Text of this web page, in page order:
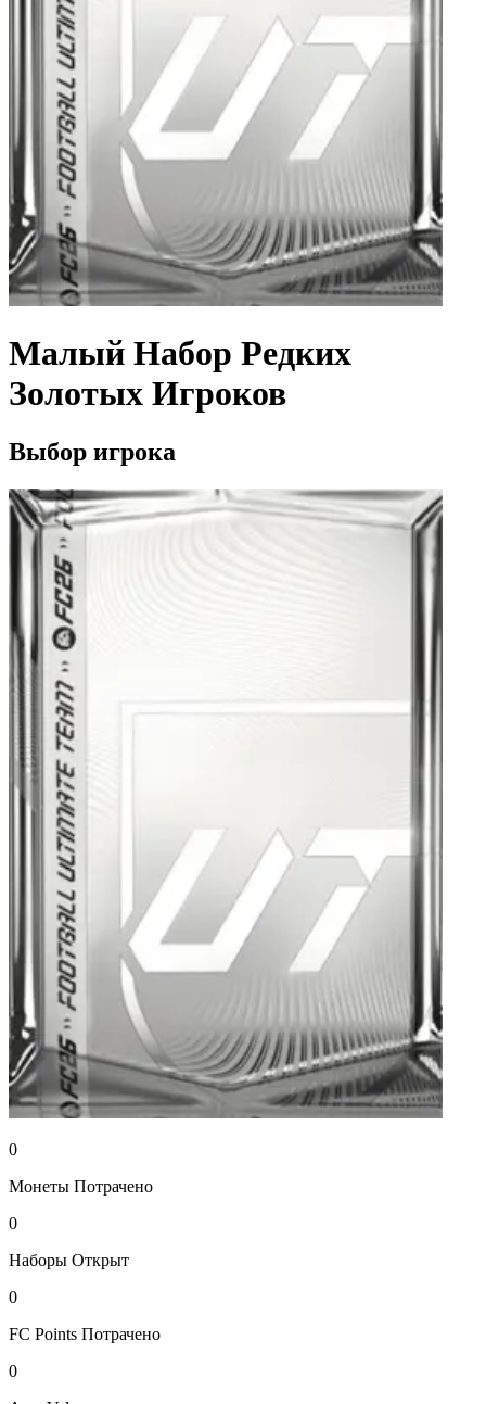
Малый Набор Редких
Золотых Игроков
Выбор игрока
0
Монеты Потрачено
0
Наборы Открыт
0
FC Points Потрачено
0